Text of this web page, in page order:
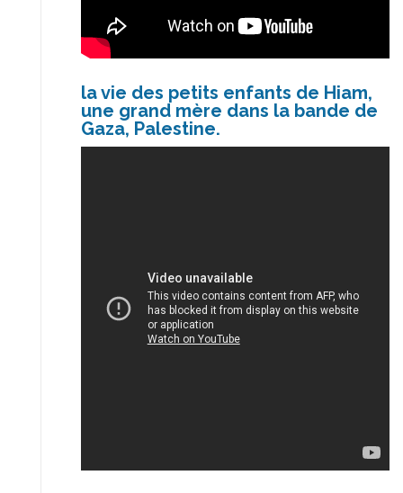
la vie des petits enfants de Hiam,
une grand mère dans la bande de
Gaza, Palestine.